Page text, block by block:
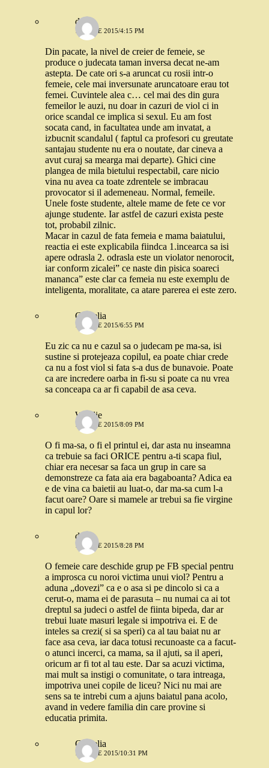
deea
16 IULIE 2015/4:15 PM
Din pacate, la nivel de creier de femeie, se
produce o judecata taman inversa decat ne-am
astepta. De cate ori s-a aruncat cu rosii intr-o
femeie, cele mai inversunate aruncatoare erau tot
femei. Cuvintele alea c… cel mai des din gura
femeilor le auzi, nu doar in cazuri de viol ci in
orice scandal ce implica si sexul. Eu am fost
socata cand, in facultatea unde am invatat, a
izbucnit scandalul ( faptul ca profesori cu greutate
santajau studente nu era o noutate, dar cineva a
avut curaj sa mearga mai departe). Ghici cine
plangea de mila bietului respectabil, care nicio
vina nu avea ca toate zdrentele se imbracau
provocator si il ademeneau. Normal, femeile.
Unele foste studente, altele mame de fete ce vor
ajunge studente. Iar astfel de cazuri exista peste
tot, probabil zilnic.
Macar in cazul de fata femeia e mama baiatului,
reactia ei este explicabila fiindca 1.incearca sa isi
apere odrasla 2. odrasla este un violator nenorocit,
iar conform zicalei” ce naste din pisica soareci
mananca” este clar ca femeia nu este exemplu de
inteligenta, moralitate, ca atare parerea ei este zero.
Camelia
16 IULIE 2015/6:55 PM
Eu zic ca nu e cazul sa o judecam pe ma-sa, isi
sustine si protejeaza copilul, ea poate chiar crede
ca nu a fost viol si fata s-a dus de bunavoie. Poate
ca are incredere oarba in fi-su si poate ca nu vrea
sa conceapa ca ar fi capabil de asa ceva.
Woolie
16 IULIE 2015/8:09 PM
O fi ma-sa, o fi el printul ei, dar asta nu inseamna
ca trebuie sa faci ORICE pentru a-ti scapa fiul,
chiar era necesar sa faca un grup in care sa
demonstreze ca fata aia era bagaboanta? Adica ea
e de vina ca baietii au luat-o, dar ma-sa cum l-a
facut oare? Oare si mamele ar trebui sa fie virgine
in capul lor?
deea
16 IULIE 2015/8:28 PM
O femeie care deschide grup pe FB special pentru
a improsca cu noroi victima unui viol? Pentru a
aduna „dovezi” ca e o asa si pe dincolo si ca a
cerut-o, mama ei de parasuta – nu numai ca ai tot
dreptul sa judeci o astfel de fiinta bipeda, dar ar
trebui luate masuri legale si impotriva ei. E de
inteles sa crezi( si sa speri) ca al tau baiat nu ar
face asa ceva, iar daca totusi recunoaste ca a facut-
o atunci incerci, ca mama, sa il ajuti, sa il aperi,
oricum ar fi tot al tau este. Dar sa acuzi victima,
mai mult sa instigi o comunitate, o tara intreaga,
impotriva unei copile de liceu? Nici nu mai are
sens sa te intrebi cum a ajuns baiatul pana acolo,
avand in vedere familia din care provine si
educatia primita.
Camelia
16 IULIE 2015/10:31 PM